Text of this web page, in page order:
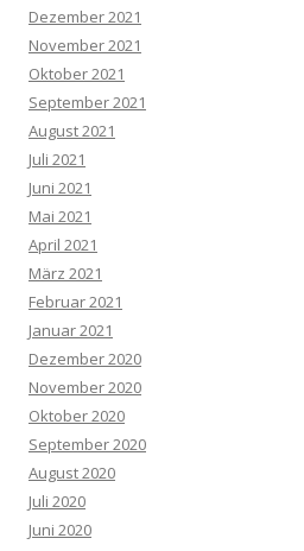
Dezember 2021
November 2021
Oktober 2021
September 2021
August 2021
Juli 2021
Juni 2021
Mai 2021
April 2021
März 2021
Februar 2021
Januar 2021
Dezember 2020
November 2020
Oktober 2020
September 2020
August 2020
Juli 2020
Juni 2020